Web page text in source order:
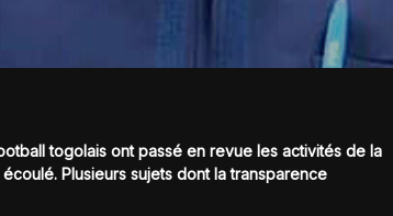
togolais ont passé en revue les activités de la
Plusieurs sujets dont la transparence